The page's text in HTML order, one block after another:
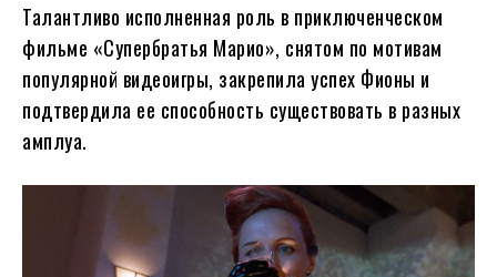
Талантливо исполненная роль в приключенческом
фильме «Супербратья Марио», снятом по мотивам
популярной видеоигры, закрепила успех Фионы и
подтвердила ее способность существовать в разных
амплуа.